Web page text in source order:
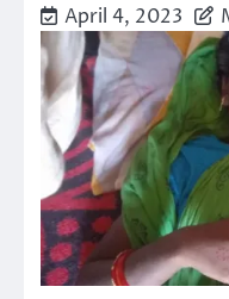
April 4, 2023